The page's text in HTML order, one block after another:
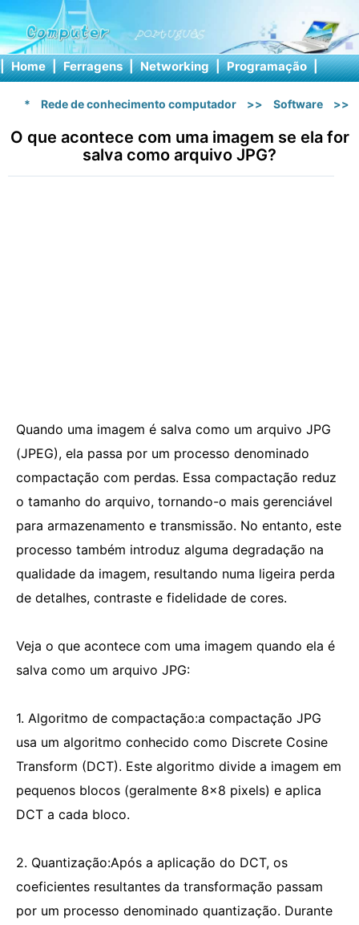
| Home | Ferragens | Networking | Programação |
* Rede de conhecimento computador >> Software >>
O que acontece com uma imagem se ela for
salva como arquivo JPG?
Quando uma imagem é salva como um arquivo JPG
(JPEG), ela passa por um processo denominado
compactação com perdas. Essa compactação reduz
o tamanho do arquivo, tornando-o mais gerenciável
para armazenamento e transmissão. No entanto, este
processo também introduz alguma degradação na
qualidade da imagem, resultando numa ligeira perda
de detalhes, contraste e fidelidade de cores.
Veja o que acontece com uma imagem quando ela é
salva como um arquivo JPG:
1. Algoritmo de compactação:a compactação JPG
usa um algoritmo conhecido como Discrete Cosine
Transform (DCT). Este algoritmo divide a imagem em
pequenos blocos (geralmente 8x8 pixels) e aplica
DCT a cada bloco.
2. Quantização:Após a aplicação do DCT, os
coeficientes resultantes da transformação passam
por um processo denominado quantização. Durante